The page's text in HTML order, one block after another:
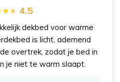
4.5
dekbed voor warme
is licht, ademend
overtrek, zodat je bed in
je niet te warm slaapt.